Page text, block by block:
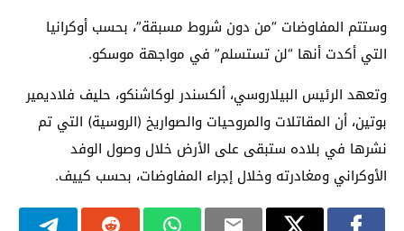
وستتم المفاوضات “من دون شروط مسبقة”، بحسب أوكرانيا
التي أكدت أنها “لن تستسلم” في مواجهة موسكو.
وتعهد الرئيس البيلاروسي، ألكسندر لوكاشنكو، حليف فلاديمير
بوتين، أن المقاتلات والمروحيات والصواريخ (الروسية) التي تم
نشرها في بلاده ستبقى على الأرض خلال وصول الوفد
الأوكراني ومغادرته وخلال إجراء المفاوضات، بحسب كييف.